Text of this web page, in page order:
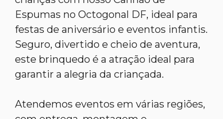
Espumas no Octogonal DF, ideal para
festas de aniversário e eventos infantis.
Seguro, divertido e cheio de aventura,
este brinquedo é a atração ideal para
garantir a alegria da criançada.
Atendemos eventos em várias regiões,